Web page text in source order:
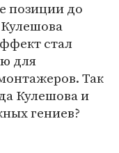
позиции до
стал
для
Так
Кулешова и
гениев?